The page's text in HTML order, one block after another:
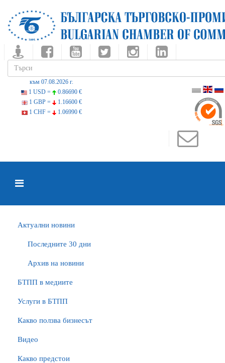
към 07.08.2026 г.
1 USD =
0.86690 €
1 GBP =
1.16600 €
1 CHF =
1.06990 €
Актуални новини
Последните 30 дни
Архив на новини
БTПП в медиите
Услуги в БТПП
Какво ползва бизнесът
Видео
Какво предстои